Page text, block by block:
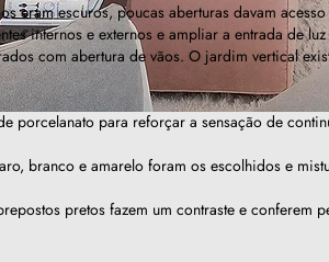
eram escuros, poucas aberturas davam
internos e externos e ampliar a entrada de
com abertura de vãos. O jardim vertical
porcelanato para reforçar a sensação de
branco e amarelo foram os escolhidos e
pretos fazem um contraste e conferem